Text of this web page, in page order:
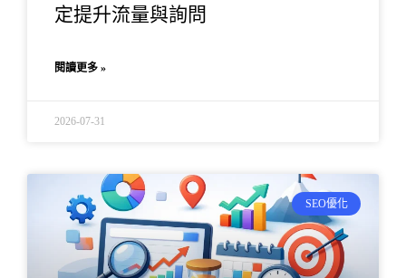
定提升流量與詢問
閱讀更多 »
2026-07-31
SEO優化